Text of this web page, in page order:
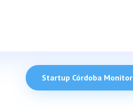
Startup Córdoba Monitor